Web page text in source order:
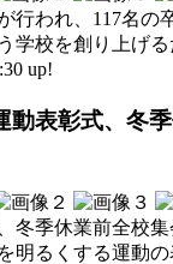
行われ、117名
学校を創り上げ
up!
動表彰式、冬
冬季休業前全校
明るくする運動